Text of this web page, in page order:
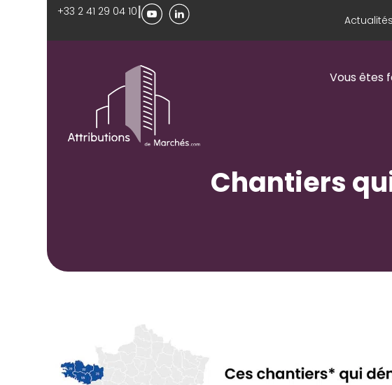
+33 2 41 29 04 10| Actualités
Vous êtes
Chantiers